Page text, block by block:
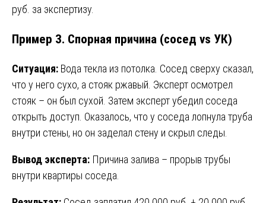
руб. за экспертизу.
Пример 3. Спорная причина (сосед vs УК)
Ситуация: Вода текла из потолка. Сосед сверху сказал,
что у него сухо, а стояк ржавый. Эксперт осмотрел
стояк – он был сухой. Затем эксперт убедил соседа
открыть доступ. Оказалось, что у соседа лопнула труба
внутри стены, но он заделал стену и скрыл следы.
Вывод эксперта: Причина залива – прорыв трубы
внутри квартиры соседа.